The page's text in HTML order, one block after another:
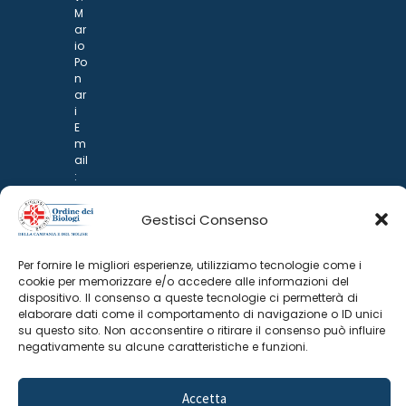
Gestisci Consenso
Per fornire le migliori esperienze, utilizziamo tecnologie come i
cookie per memorizzare e/o accedere alle informazioni del
dispositivo. Il consenso a queste tecnologie ci permetterà di
elaborare dati come il comportamento di navigazione o ID unici
su questo sito. Non acconsentire o ritirare il consenso può influire
negativamente su alcune caratteristiche e funzioni.
Accetta
M
ar
io
Po
n
ar
i
E
m
ail
:
d
@
o
n
ar
i.it